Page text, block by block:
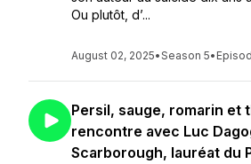
Ou plutôt, d’...
August 02, 2025•Season 5•
Persil, sauge, romarin et
rencontre avec Luc
Scarborough, lauréat du